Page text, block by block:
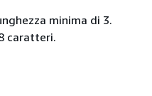
minima di 3.
caratteri.